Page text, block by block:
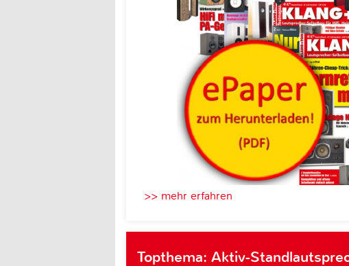
>> mehr erfahren
Topthema: Aktiv-